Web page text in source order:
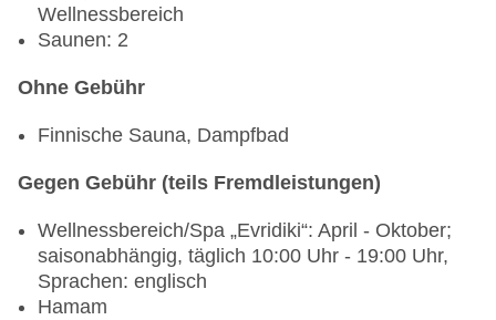
Poolbar Outdoor „Seaside Pool Bar“: ab 0 Jahre,
wetterabhängig, täglich 10:00 Uhr - 01:00 Uhr,
Poolbar Outdoor „Main Pool Bar“: ab 0 Jahre,
ohne Gebühr, bei All Inclusive inklusive
Bar „Breeze bar“: 10:00 Uhr - 18:00 Uhr
Wellnessbereich
Saunen: 2
Ohne Gebühr
Finnische Sauna, Dampfbad
Gegen Gebühr (teils Fremdleistungen)
Wellnessbereich/Spa „Evridiki“: April - Oktober;
saisonabhängig, täglich 10:00 Uhr - 19:00 Uhr,
Sprachen: englisch
Hamam